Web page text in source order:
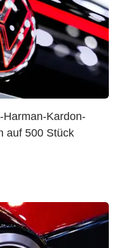
Harman-Kardon-
auf 500 Stück